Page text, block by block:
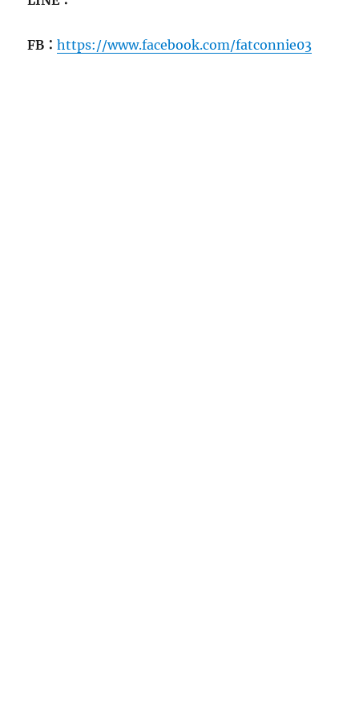
FB：https://www.facebook.com/fatconnie03